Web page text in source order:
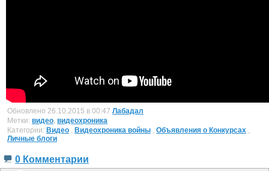
Обновлено 26.10.2015 в 00:47 Лабадал
Метки: видео, видеохроника
Категории: Видео , Видеохроника войны , Объявления о Конкурсах ,
Личные блоги
0 Комментарии